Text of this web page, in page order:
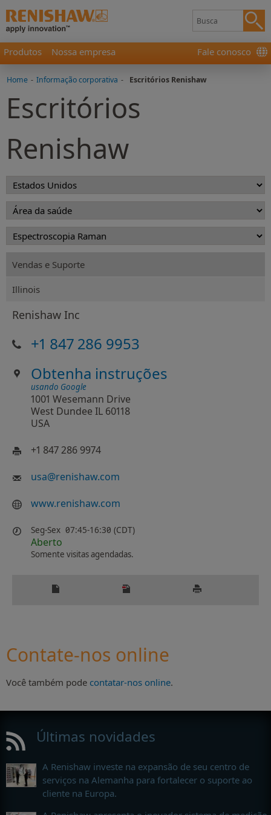
Produtos Nossa empresa Fale conosco
Home - Informação corporativa - Escritórios Renishaw
Escritórios
Renishaw
Vendas e Suporte
Illinois
Renishaw Inc
+1 847 286 9953
Obtenha instruções
usando Google
1001 Wesemann Drive
West Dundee IL 60118
USA
+1 847 286 9974
usa@renishaw.com
www.renishaw.com
Seg-Sex 07:45-16:30 (CDT)
Aberto
Somente visitas agendadas.
Contate-nos online
Você também pode contatar-nos online.
Últimas novidades
A Renishaw investe na expansão de seu centro de
serviços na Alemanha para fortalecer o suporte ao
cliente na Europa.